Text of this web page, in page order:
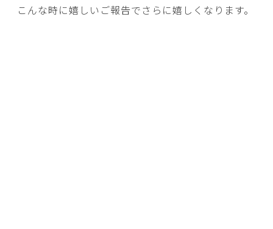
こんな時に嬉しいご報告でさらに嬉しくなります。